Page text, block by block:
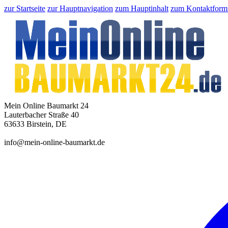
zur Startseite zur Hauptnavigation zum Hauptinhalt zum
Mein Online Baumarkt 24
Lauterbacher Straße 40
63633 Birstein, DE
info@mein-online-baumarkt.de